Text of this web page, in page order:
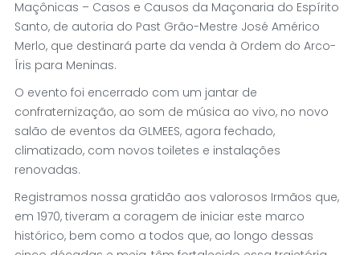
Maçônicas – Casos e Causos da Maçonaria do Espírito
Santo, de autoria do Past Grão-Mestre José Américo
Merlo, que destinará parte da venda à Ordem do Arco-
Íris para Meninas.
O evento foi encerrado com um jantar de
confraternização, ao som de música ao vivo, no novo
salão de eventos da GLMEES, agora fechado,
climatizado, com novos toiletes e instalações
renovadas.
Registramos nossa gratidão aos valorosos Irmãos que,
em 1970, tiveram a coragem de iniciar este marco
histórico, bem como a todos que, ao longo dessas